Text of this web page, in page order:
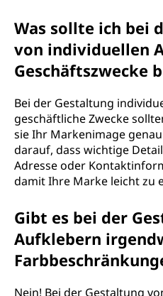
Was sollte ich bei
von individuellen
Geschäftszwecke
Bei der Gestaltung
geschäftliche Zwecke
sie Ihr Markenimage
darauf, dass wichtige
Adresse oder
damit Ihre Marke leicht zu
Gibt es bei der
Aufklebern
Nein! Bei der Gestaltung